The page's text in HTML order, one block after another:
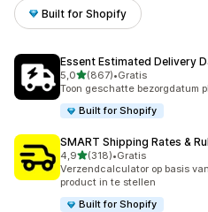
Built for Shopify
Essent Estimated Delivery
5,0van 5 sterren
(867)
867 recensies in totaal
•Gratis
Toon geschatte bezorgdatum
Built for Shopify
SMART Shipping Rates &
4,9van 5 sterren
(318)
318 recensies in totaal
•Gratis
Verzendcalculator op basis
product in te stellen
Built for Shopify